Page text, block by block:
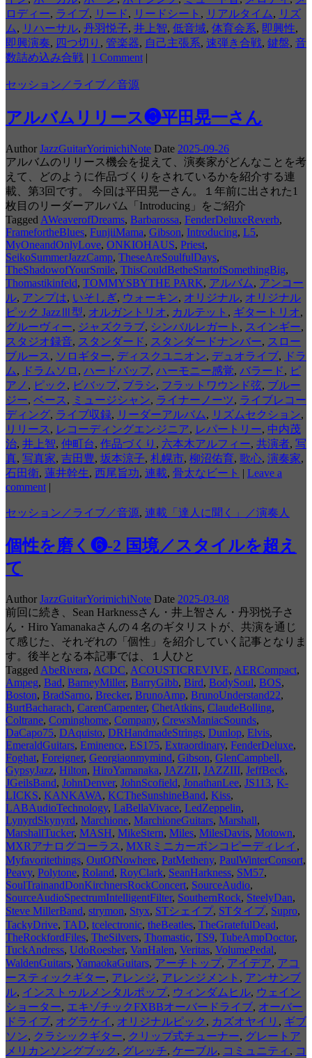
ロディー, ライブ, リード, リードシート , リアルタイム, リズ
ム, リハーサル, 丹羽悦子, 井上智, 低音域, 体育会系, 即興性,
即興演奏, 四つ切り , 管楽器, 自己主張系, 速弾き合戦, 鍵盤, 音
数詰め込み合戦 | 1 Comment |
セッション／ライブ／音源
アルバムリリース❸平田晃一さん
Author JazzGuitarYorimichiNote Date 2025-09-26
アルバムのリリース機会を捉えて、演奏家がどんなことを考
えて、どのように作品づくりをされているかを紹介する連
載、第3回です。 今回は平田晃一さん。１年前に出された1
枚目のリーダーアルバム「Introducing」をご紹介
Tagged AWeaverofDreams, Barbarossa, FenderDeluxeReverb,
FramefortheBlues, FunjiiMama, Gibson, Introducing, L5,
MyOneandOnlyLove, ONKIOHAUS, Priest,
SeikoSummerJazzCamp, TheseAreSoulfulDays,
TheShadowofYourSmile, ThisCouldBetheStartofSomethingBig,
Thomastikinfeld, TOMMYSBYTHE PARK, アルバム, アンコー
ル, アンプは, いそしぎ, ウォーキン, オリジナル, オリジナル
ピック JazzⅢ型, オルガントリオ, カルテット , ギタートリオ,
グルーヴィー, ジャズクラブ, シンバルレガート , スインギー,
スタジオ録音, スタンダード, スタンダードナンバー, スロー
ブルース , ソロギター, ディスクユニオン, デュオライブ,
ドラ
ム, ドラムソロ , ハードバップ, ハーモニー感覚, バラード, ピ
アノ , ピック , ビバップ, ブラシ, フラットワウンド弦, ブルー
ジー, ベース , ミュージシャン, ライナーノーツ, ライブレコー
ディング, ライブ収録, リーダーアルバム, リズムセクション,
リリース , レコーディングエンジニア, レパートリー, 中内茂
治, 井上智, 仲町台, 作品づくり , 六本木アルフィー, 共演者, 写
真, 写真家, 吉田豊, 坂本涼子, 札幌市, 柳沼佑育, 歌心, 演奏家,
石田衛, 蓮井幹生, 西尾旨功, 連載, 骨太なビート | Leave a
comment |
セッション／ライブ／音源, 連載「達人に聞く」／演奏人
個性を磨く❻-2 国境／スタイルを超え
て
Author JazzGuitarYorimichiNote Date 2025-03-08
前回に続き、Sean Harknessさん・井上智さん・丹羽悦子さ
ん・Hiro Yamanakaさんの４名のギタリストが、共演を通じ
て感じた、それぞれの「個性」を紹介していく記事となりま
す。後半となる本記事では、１人ひと
Tagged AbeRivera, ACDC, ACOUSTICREVIVE, AERCompact,
Ampeg, Bad, BarneyMiller, BarryGibb, Bird, BodySoul, BOS,
Boston, BradSarno, Brecker, BrunoAmp, BrunoUnderstand22,
BurtBacharach, CarenCarpenter, ChetAtkins, ClaudeBolling,
Coltrane, Cominghome, Company, CrewsManiacSounds,
DaCapo75, DAquisto, DRHandmadeStrings, Dunlop, Elvis,
EmeraldGuitars, Eminence, ES175, Extraordinary, FenderDeluxe,
Foghat, Foreigner, Georgiaonmymind, Gibson, GlenCampbell,
GypsyJazz, Hilton, HiroYamanaka, JAZZII, JAZZIII, JeffBeck,
JGeilsBand, JohnDenver, JohnScofield, JonathanLee, JS113, K-
LICKS, KANKAWA, KCTheSunshineBand, Kiss,
LABAudioTechnology, LaBellaVivace, LedZeppelin,
LynyrdSkynyrd, Marchione, MarchioneGuitars, Marshall,
MarshallTucker, MASH, MikeStern, Miles, MilesDavis, Motown,
MXRアナログコーラス , MXRミニカーボンコピーディレイ ,
Myfavoritethings, OutOfNowhere, PatMetheny, PaulWinterConsort,
Peavy, Polytone, Roland, RoyClark, SeanHarkness, SM57,
SoulTrainandDonKirchnersRockConcert, SourceAudio,
SourceAudioSpectrumIntelligentFilter, SouthernRock, SteelyDan,
Steve MillerBand, strymon, Styx, STシェイプ, STタイプ, Supro,
TackyDrive, TAD, tcelectronic, theBeatles, TheGratefulDead,
TheRockfordFiles, TheSilvers, Thomastic, TS9, TubeAmpDoctor,
TuckAndress, UdoRoesber, VanHalen, Veritas, VolumePedal,
WaldenGuitars, YamaokaGuitars, アーチトップ, アイデア, アコ
ースティックギター, アレンジ, アレンジメント , アンサンブ
ル, インストゥルメンタルポップ, ウィンダムヒル, ウェイン
ショーター, エキゾチックFXBBオーバードライブ, オーバー
ドライブ, オグラケイ , オリジナルピック , カズオヤイリ , ギブ
ソン, クラシックギター, クリップ式チューナー, グレートア
メリカンソングブック , グレッチ, ケーブル, コミュニティ , コ